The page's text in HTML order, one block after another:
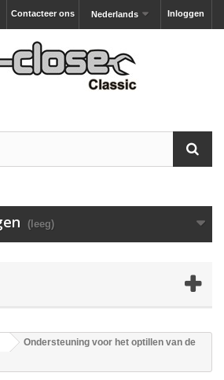
Inloggen
Nederlands
Contacteer ons
(leeg)
Ondersteuning voor het optillen van de